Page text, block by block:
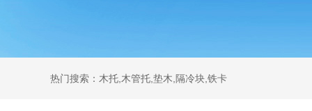
热门搜索：木托,木管托,垫木,隔冷块,铁卡